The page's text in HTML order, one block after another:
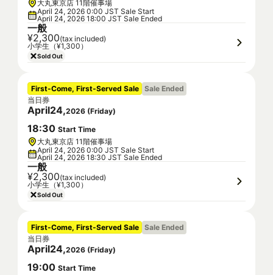
大丸東京店 11階催事場
April 24, 2026 0:00 JST Sale Start
April 24, 2026 18:00 JST Sale Ended
一般
¥2,300(tax included)
小学生（¥1,300）
Sold Out
First-Come, First-Served Sale Sale Ended
当日券
April24,2026 (Friday)
18:30 Start Time
大丸東京店 11階催事場
April 24, 2026 0:00 JST Sale Start
April 24, 2026 18:30 JST Sale Ended
一般
¥2,300(tax included)
小学生（¥1,300）
Sold Out
First-Come, First-Served Sale Sale Ended
当日券
April24,2026 (Friday)
19:00 Start Time